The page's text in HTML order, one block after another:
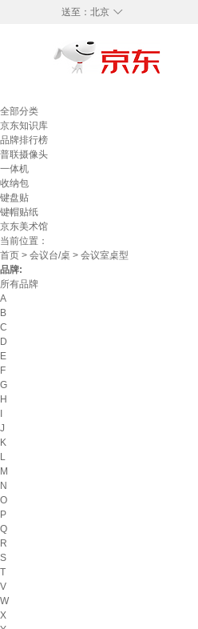
◇
送至： 北京
全部分类
京东知识库
品牌排行榜
普联摄像头
一体机
收纳包
键盘贴
键帽贴纸
京东美术馆
当前位置：
首页 > 会议台/桌 > 会议室桌型
品牌:
所有品牌
A
B
C
D
E
F
G
H
J
K
L
M
N
O
P
Q
R
S
T
V
W
X